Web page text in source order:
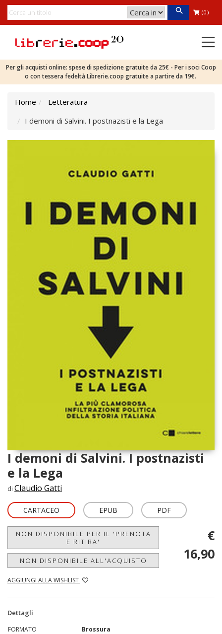
(0)
Per gli acquisti online: spese di spedizione gratuite da 25€ - Per i soci Coop
o con tessera fedeltà Librerie.coop gratuite a partire da 19€.
Home
Letteratura
I demoni di Salvini. I postnazisti e la Lega
I demoni di Salvini. I postnazisti
e la Lega
di Claudio Gatti
CARTACEO EPUB PDF
NON DISPONIBILE PER IL 'PRENOTA
E RITIRA'
NON DISPONIBILE ALL'ACQUISTO
AGGIUNGI ALLA WISHLIST
€
16,90
Dettagli
FORMATO
Brossura